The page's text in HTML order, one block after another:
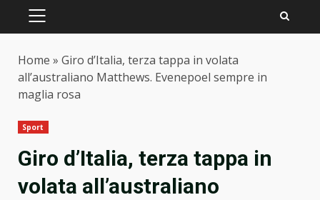
PRIMARY
Home » Giro d’Italia, terza tappa in volata
all’australiano Matthews. Evenepoel sempre in
maglia rosa
Sport
Giro d’Italia, terza tappa in
volata all’australiano